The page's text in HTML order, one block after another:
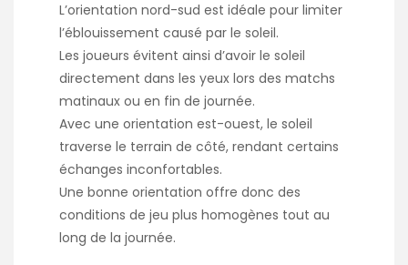
L’orientation nord-sud est idéale pour limiter
l’éblouissement causé par le soleil.
Les joueurs évitent ainsi d’avoir le soleil
directement dans les yeux lors des matchs
matinaux ou en fin de journée.
Avec une orientation est-ouest, le soleil
traverse le terrain de côté, rendant certains
échanges inconfortables.
Une bonne orientation offre donc des
conditions de jeu plus homogènes tout au
long de la journée.